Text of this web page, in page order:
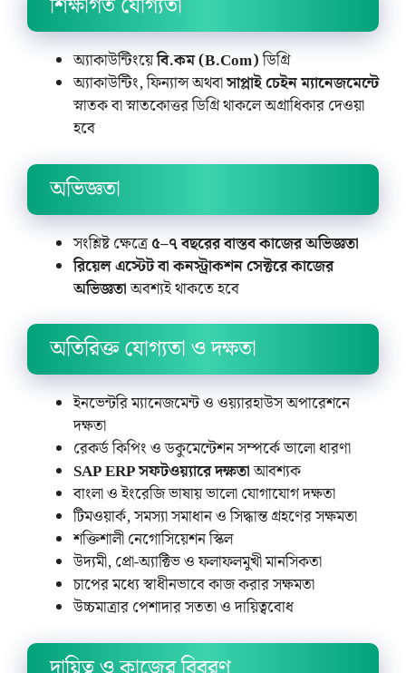
অ্যাকাউন্টিংয়েবি.কম (B.Com)ডিগ্রি
অ্যাকাউন্টিং, ফিন্যান্স অথবাসাপ্লাই চেইন ম্যানেজমেন্টে
স্নাতক বা স্নাতকোত্তর ডিগ্রি থাকলে অগ্রাধিকার দেওয়া
হবে
অভিজ্ঞতা
সংশ্লিষ্ট ক্ষেত্রে৫–৭ বছরের বাস্তব কাজের অভিজ্ঞতা
রিয়েল এস্টেট বা কনস্ট্রাকশন সেক্টরে কাজের
অভিজ্ঞতাঅবশ্যই থাকতে হবে
অতিরিক্ত যোগ্যতা ও দক্ষতা
ইনভেন্টরি ম্যানেজমেন্ট ও ওয়্যারহাউস অপারেশনে
দক্ষতা
রেকর্ড কিপিং ও ডকুমেন্টেশন সম্পর্কে ভালো ধারণা
SAP ERP সফটওয়্যারে দক্ষতাআবশ্যক
বাংলা ও ইংরেজি ভাষায় ভালো যোগাযোগ দক্ষতা
টিমওয়ার্ক, সমস্যা সমাধান ও সিদ্ধান্ত গ্রহণের সক্ষমতা
শক্তিশালী নেগোসিয়েশন স্কিল
উদ্যমী, প্রো-অ্যাক্টিভ ও ফলাফলমুখী মানসিকতা
চাপের মধ্যে স্বাধীনভাবে কাজ করার সক্ষমতা
উচ্চমাত্রার পেশাদার সততা ও দায়িত্ববোধ